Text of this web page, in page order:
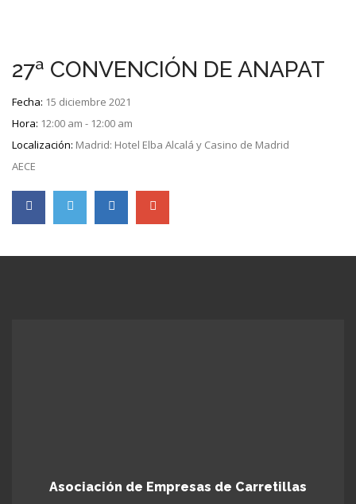
27ª CONVENCIÓN DE ANAPAT
Fecha: 15 diciembre 2021
Hora: 12:00 am - 12:00 am
Localización: Madrid: Hotel Elba Alcalá y Casino de Madrid
AECE
Asociación de Empresas de Carretillas